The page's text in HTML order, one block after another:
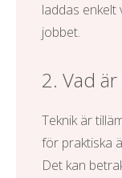
laddas enkelt
jobbet.
2. Vad
Teknik är
för praktiska
Det kan